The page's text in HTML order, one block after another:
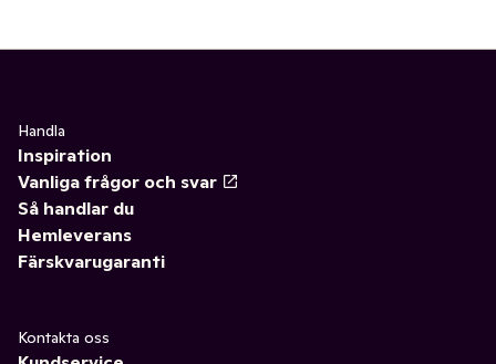
Handla
Inspiration
Vanliga frågor och svar
Så handlar du
Hemleverans
Färskvarugaranti
Kontakta oss